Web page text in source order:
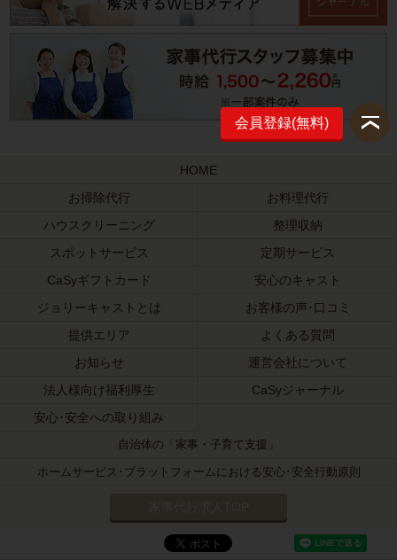
会員登録(無料)
HOME
お掃除代行
お料理代行
ハウスクリーニング
整理収納
スポットサービス
定期サービス
CaSyギフトカード
安心のキャスト
ジョリーキャストとは
お客様の声･口コミ
提供エリア
よくある質問
お知らせ
運営会社について
法人様向け福利厚生
CaSyジャーナル
安心･安全への取り組み
自治体の「家事・子育て支援」
ホームサービス･プラットフォームにおける安心･安全行動原則